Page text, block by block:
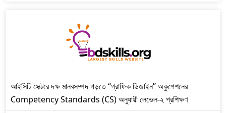
আইসিটি সেক্টরে দক্ষ মানবসম্পদ গড়তে “গ্রাফিক ডিজাইন” অকুপেশনের
Competency Standards (CS) অনুযায়ী লেভেল-২ প্রশিক্ষণ